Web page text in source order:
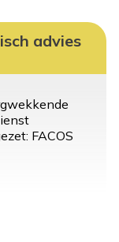
advies
FACOS